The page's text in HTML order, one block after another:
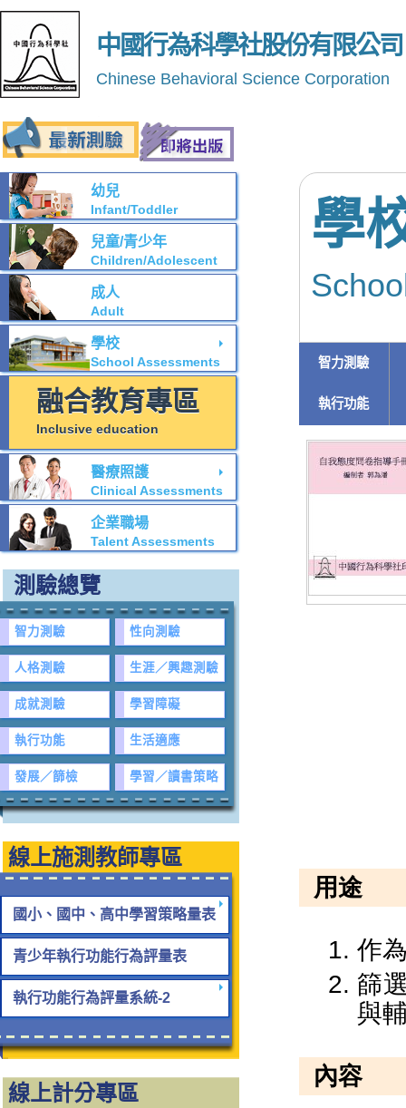
中國行為科學社股份有限公司
Chinese Behavioral Science Corporation
學
智力測驗
執行功能
幼兒
Infant/Toddler
兒童/青少年
Children/Adolescent
成人
Adult
學校
School Assessments
融合教育專區
Inclusive education
醫療照護
Clinical Assessments
企業職場
Talent Assessments
測驗總覽
智力測驗 性向測驗
人格測驗 生涯／興趣測驗
成就測驗 學習障礙
執行功能 生活適應
發展／篩檢 學習／讀書策略
線上施測教師專區
國小、國中、高中學習策略量表
青少年執行功能行為評量表
執行功能行為評量系統-2
線上計分專區